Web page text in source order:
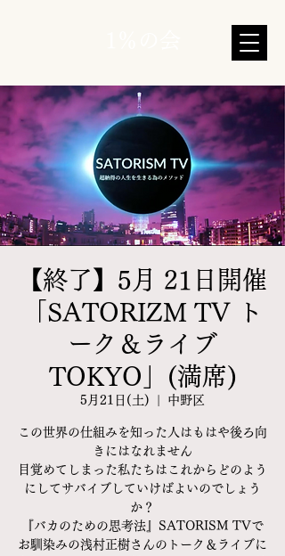
【終了】5月 21日開催
「SATORIZM TV ト
ーク＆ライブ
TOKYO」(満席)
5月21日(土) 中野区
この世界の仕組みを知った人はもはや後ろ向
きにはなれません
目覚めてしまった私たちはこれからどのよう
にしてサバイブしていけばよいのでしょう
か？
『バカのための思考法』SATORISM TVで
お馴染みの浅村正樹さんのトーク＆ライブに